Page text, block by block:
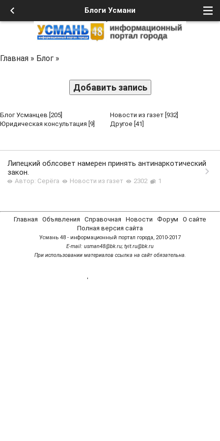
Блоги Усмани
Главная » Блог »
Добавить запись
Блог Усманцев [205] Новости из газет [932]
Юридическая консультация [9] Другое [41]
Липецкий облсовет намерен принять антинаркотический
закон.
Автор: Серёга Новости из газет 2302 1
Главная Объявления Справочная Новости Форум
О сайте
Полная версия сайта
Усмань 48 - информационный портал города, 2010-2017
Е-mail: usman48@bk.ru; tyit.ru@bk.ru
При использовании материалов ссылка на сайт обязательна.
'